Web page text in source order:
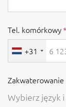
Tel. komórkowy
+31
Zakwaterowanie
Wybierz język